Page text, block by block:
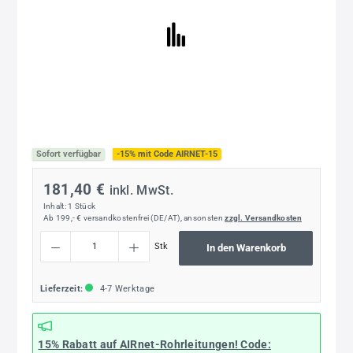
Sofort verfügbar -15% mit Code AIRNET-15
181,40 € inkl. MwSt.
Inhalt: 1 Stück
Ab 199,- € versandkostenfrei (DE/AT), ansonstenzzgl. Versandkosten
Stk In den Warenkorb
Lieferzeit: 4-7 Werktage
15% Rabatt auf AIRnet-Rohrleitungen! Code: